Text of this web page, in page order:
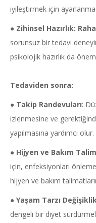
iyileştirmek için
● Zihinsel Hazırlık:
sorunsuz bir tedavi
psikolojik hazırlık da
Tedaviden sonra:
● Takip Randevuları:
izlenmesine ve
yapılmasına yardımcı olur.
● Hijyen ve Bakım
için, enfeksiyonları
hijyen ve bakım
● Yaşam Tarzı
dengeli bir diyet